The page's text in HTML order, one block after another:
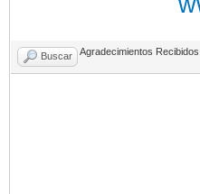
Buscar Agradecimientos Recibidos: